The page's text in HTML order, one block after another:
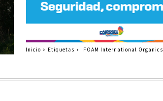
Inicio Etiquetas IFOAM International Organics